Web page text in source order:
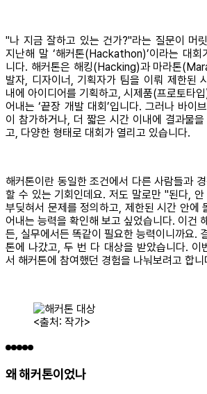
"나 지금 잘하고 있는 건가?"라는 질문이 머
지난해 말 ‘해커톤(Hackathon)’이라는 대회
니다. 해커톤은 해킹(Hacking)과 마라톤
발자, 디자이너, 기획자가 팀을 이뤄 제한된
내에 아이디어를 기획하고, 시제품(프로토타
어내는 ‘끝장 개발 대회’입니다. 그러나 바이
이 참가하거나, 더 짧은 시간 이내에 결과물
고, 다양한 형태로 대회가 열리고 있습니다.
해커톤이란 동일한 조건에서 다른 사람들과
할 수 있는 기회인데요. 저도 말로만 "된다,
부딪혀서 문제를 정의하고, 제한된 시간 안에
어내는 능력을 확인해 보고 싶었습니다. 이건
든, 실무에서든 똑같이 필요한 능력이니까요.
톤에 나갔고, 두 번 다 대상을 받았습니다. 이
서 해커톤에 참여했던 경험을 나눠보려고 합니
<출처: 작가>
왜 해커톤이었나